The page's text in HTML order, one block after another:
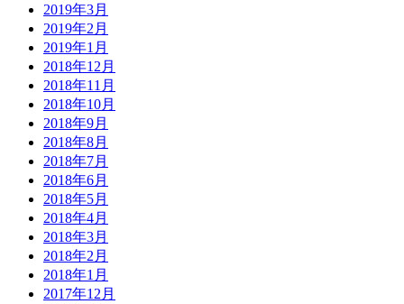
2019年3月
2019年2月
2019年1月
2018年12月
2018年11月
2018年10月
2018年9月
2018年8月
2018年7月
2018年6月
2018年5月
2018年4月
2018年3月
2018年2月
2018年1月
2017年12月